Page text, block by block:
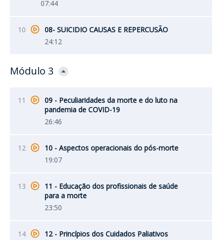
07:44
10
08- SUICIDIO CAUSAS E REPERCUSÃO
24:12
Módulo 3
11
09 - Peculiaridades da morte e do luto na
pandemia de COVID-19
26:46
12
10 - Aspectos operacionais do pós-morte
19:07
13
11 - Educação dos profissionais de saúde
para a morte
23:50
14 12 - Princípios dos Cuidados Paliativos